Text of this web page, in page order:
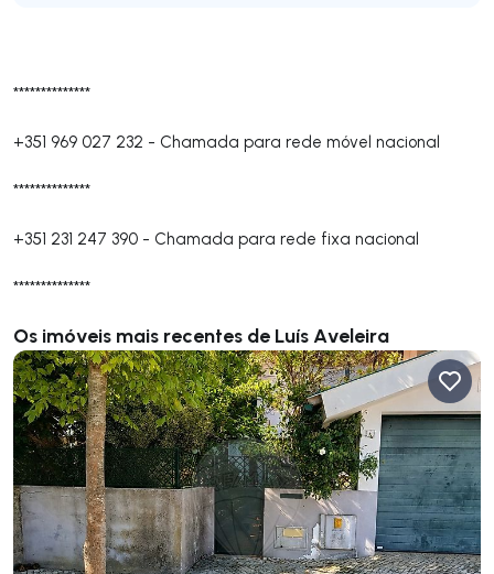
**************
+351 969 027 232 - Chamada para rede móvel nacional
**************
+351 231 247 390 - Chamada para rede fixa nacional
**************
Os imóveis mais recentes de Luís Aveleira